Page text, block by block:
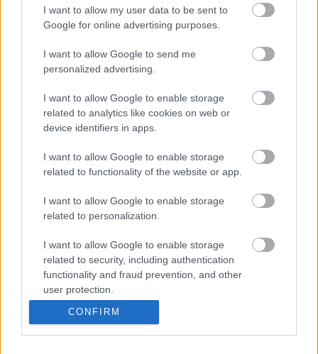
I want to allow my user data to be sent to
Google for online advertising purposes.
I want to allow Google to send me
personalized advertising.
I want to allow Google to enable storage
related to analytics like cookies on web or
device identifiers in apps.
I want to allow Google to enable storage
related to functionality of the website or app.
I want to allow Google to enable storage
related to personalization.
I want to allow Google to enable storage
related to security, including authentication
functionality and fraud prevention, and other
user protection.
CONFIRM
La gran sorpresa de la jornada 17 la protagonizó el jugador
del Villarreal Aissa Mandi. El defensa argelino fue titular
contra el Rayo y fue una pieza fundamental en la victoria del
Submarino al marcar el primer gol y evitar bajo palos un
16 puntos Comunio, una cifra sobresaliente para un
futbolista de sólo 1,6 millones de valor.
El lateral del Valencia sumó 12 puntos tras anotar el gol que
dio la victoria al Valencia en el derbi contra el Elche. Su
valor de mercado antes de empezar la jornada era de
400.000 euros.
El mejor equipo: Betis
Los de Pellegrini son junto con el Real Madrid el conjunto
más en forma de LaLiga y acumulan cuatro victorias
consecutivas, la última frente a la Real Sociedad por 4-0 en
un partido en el que sus jugadores sumaron un total de 108